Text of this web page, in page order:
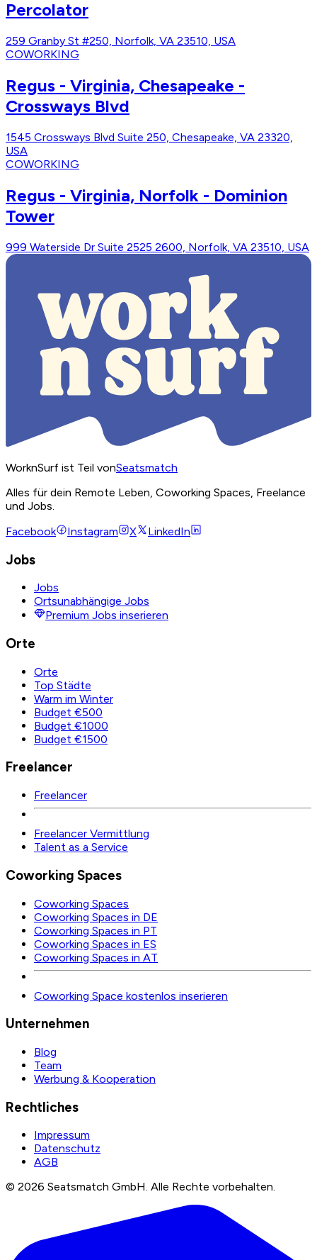
Percolator
259 Granby St #250, Norfolk, VA 23510, USA
COWORKING
Regus - Virginia, Chesapeake -
Crossways Blvd
1545 Crossways Blvd Suite 250, Chesapeake, VA 23320,
USA
COWORKING
Regus - Virginia, Norfolk - Dominion
Tower
999 Waterside Dr Suite 2525 2600, Norfolk, VA 23510, USA
WorknSurf ist Teil vonSeatsmatch
Alles für dein Remote Leben, Coworking Spaces, Freelance
und Jobs.
Facebook
Instagram X LinkedIn
Jobs
Jobs
Ortsunabhängige Jobs
Premium Jobs inserieren
Orte
Orte
Top Städte
Warm im Winter
Budget €500
Budget €1000
Budget €1500
Freelancer
Freelancer
Freelancer Vermittlung
Talent as a Service
Coworking Spaces
Coworking Spaces
Coworking Spaces in DE
Coworking Spaces in PT
Coworking Spaces in ES
Coworking Spaces in AT
Coworking Space kostenlos inserieren
Unternehmen
Blog
Team
Werbung & Kooperation
Rechtliches
Impressum
Datenschutz
AGB
© 2026 Seatsmatch GmbH. Alle Rechte vorbehalten.